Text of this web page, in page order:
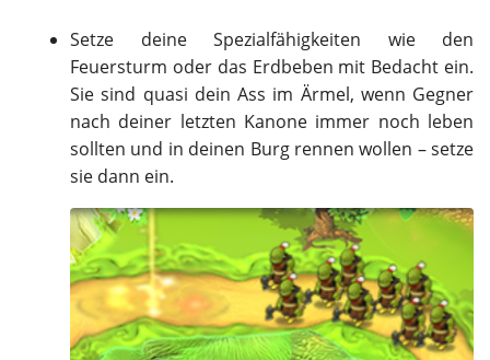
Setze deine Spezialfähigkeiten wie den
Feuersturm oder das Erdbeben mit Bedacht ein.
Sie sind quasi dein Ass im Ärmel, wenn Gegner
nach deiner letzten Kanone immer noch leben
sollten und in deinen Burg rennen wollen – setze
sie dann ein.